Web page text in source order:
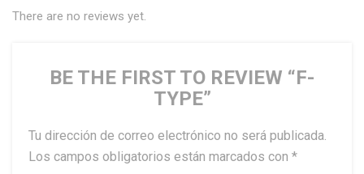
There are no reviews yet.
BE THE FIRST TO REVIEW “F-
TYPE”
Tu dirección de correo electrónico no será publicada.
Los campos obligatorios están marcados con *